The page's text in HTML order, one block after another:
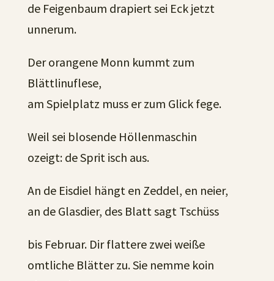
de Feigenbaum drapiert sei Eck jetzt
unnerum.
Der orangene Monn kummt zum
Blättlinuflese,
am Spielplatz muss er zum Glick fege.
Weil sei blosende Höllenmaschin
ozeigt: de Sprit isch aus.
An de Eisdiel hängt en Zeddel, en neier,
an de Glasdier, des Blatt sagt Tschüss
bis Februar. Dir flattere zwei weiße
omtliche Blätter zu. Sie nemme koin